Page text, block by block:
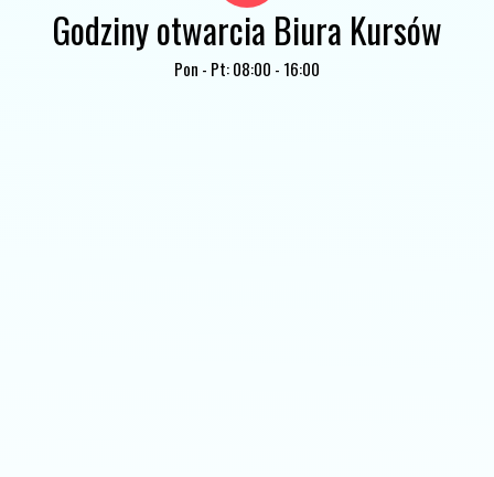
Godziny otwarcia Biura Kursów
Pon - Pt: 08:00 - 16:00